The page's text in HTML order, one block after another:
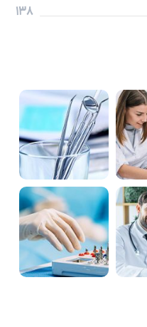
138